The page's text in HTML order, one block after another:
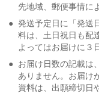
先地域、郵便事情に
● 発送予定日に「発送
料は、土日祝日も配
よってはお届けに３
● お届け日数の記載は
ありません。お届け
資料は、出願締切日